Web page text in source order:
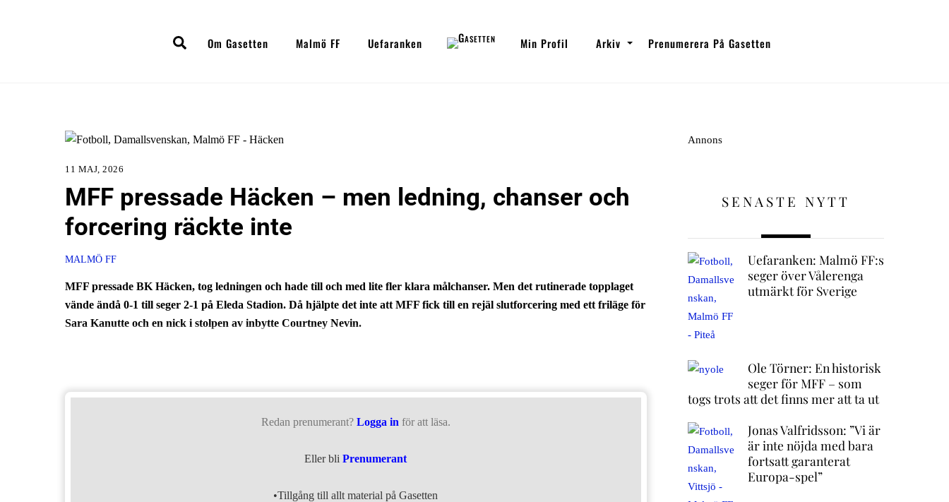
SearchOm Gasetten Malmö FF Uefaranken Min Profil Arkiv Prenumerera På Gasetten
11 MAJ, 2026
MFF pressade Häcken – men ledning, chanser och
forcering räckte inte
MALMÖ FF
MFF pressade BK Häcken, tog ledningen och hade till och med lite fler klara målchanser. Men det rutinerade topplaget
vände ändå 0-1 till seger 2-1 på Eleda Stadion. Då hjälpte det inte att MFF fick till en rejäl slutforcering med ett friläge för
Sara Kanutte och en nick i stolpen av inbytte Courtney Nevin.
Redan prenumerant? Logga in för att läsa.
Eller bliPrenumerant
•Tillgång till allt material på Gasetten
Annons
SENASTE NYTT
Uefaranken: Malmö FF:s
seger över Vålerenga
utmärkt för Sverige
Ole Törner: En historisk
seger för MFF – som
togs trots att det finns mer att ta ut
Jonas Valfridsson: ”Vi är
är inte nöjda med bara
fortsatt garanterat
Europa-spel”